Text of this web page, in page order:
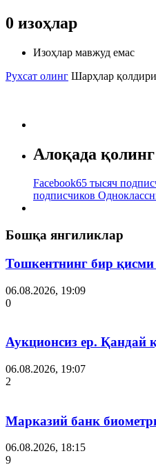
0 изоҳлар
Изоҳлар мавжуд емас
Рухсат олинг Шарҳлар
Алоқада қолинг
Facebook65 тысяч
подписчиков
Бошқа янгиликлар
Тошкентнинг бир қисми
06.08.2026, 19:09
0
Аукционсиз ер. Қандай
06.08.2026, 19:07
2
Марказий банк
06.08.2026, 18:15
9